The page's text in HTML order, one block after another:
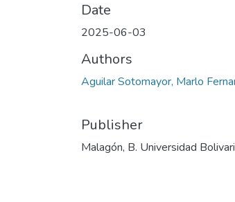
Date
2025-06-03
Authors
Aguilar Sotomayor, Marlo
Publisher
Malagón, B. Universidad